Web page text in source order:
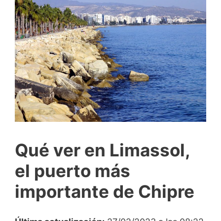
Qué ver en Limassol,
el puerto más
importante de Chipre